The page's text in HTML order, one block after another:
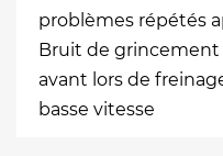
problèmes répétés
Bruit de
avant lors de
basse vitesse